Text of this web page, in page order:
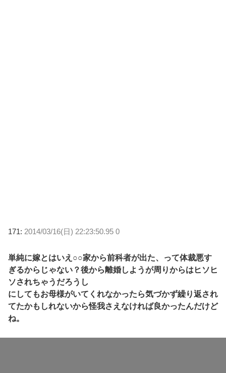
171: 2014/03/16(日) 22:23:50.95 0
単純に嫁とはいえ○○家から前科者が出た、って体裁悪す
ぎるからじゃない？後から離婚しようが周りからはヒソヒ
ソされちゃうだろうし
にしてもお母様がいてくれなかったら気づかず繰り返され
てたかもしれないから怪我さえなければ良かったんだけど
ね。